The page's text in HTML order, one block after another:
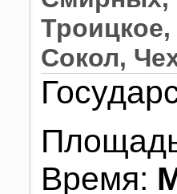
Сокол,
Время: